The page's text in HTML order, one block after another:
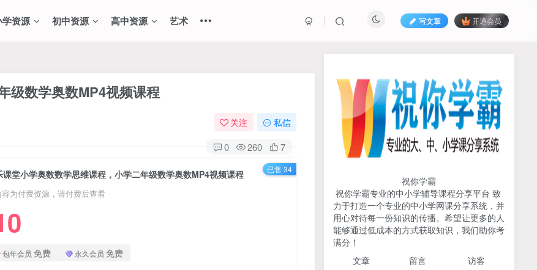
学资源 初中资源 高中资源 艺术 写文章 开通会员
级数学奥数MP4视频课程
关注 私信
0 260 7
课堂小学奥数数学思维课程，小学二年级数学奥数MP4视频课程
容为付费资源，请付费后查看
包年会员 免费 永久会员 免费
已售 34
731人已阅读
初中《中学教材全解》2025-2026七八九
TOP1
2026版《浙大优辅》数学公
式定理导引（小学+初中+高
中全套）PDF
3个月前 502人已阅读
TOP2
（分龄版/年龄阶段分类）
祝你学霸
祝你学霸专业的中小学辅导课程分享平台 致
力于打造一个专业的中小学网课分享系统，并
用心对待每一份知识的传播。希望让更多的人
能够通过低成本的方式获取知识，我们助你考
满分！
文章 留言 访客